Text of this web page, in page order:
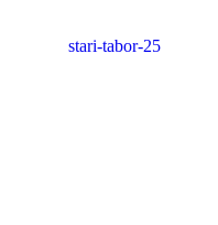
stari-tabor-25